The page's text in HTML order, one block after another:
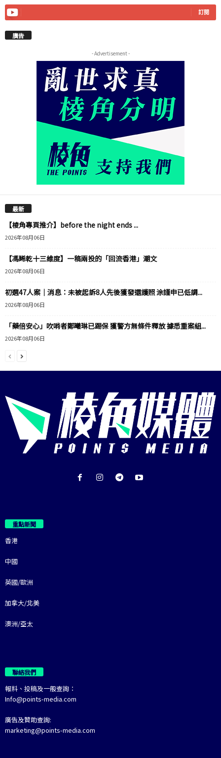
訂閱
廣告
- Advertisement -
最新
【棱角專頁推介】before the night ends ...
2026年08月06日
【馮睎乾十三維度】一稿兩投的「回流香港」潮文
2026年08月06日
初選47人案｜消息：未被起訴8人先後獲發還護照 涂謹申已低調...
2026年08月06日
「藥倍安心」吹哨者鄭曦琳已踢保 獲警方無條件釋放 據悉重案組...
2026年08月06日
重點新聞
香港
中國
英國/歐洲
加拿大/北美
澳洲/亞太
聯絡我們
報料、投稿及一般查詢：
Info@points-media.com
廣告及贊助查詢:
marketing@points-media.com